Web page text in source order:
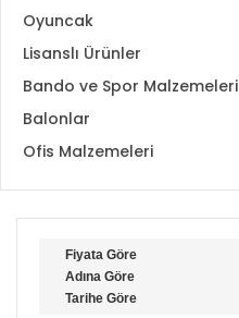
Oyuncak
Lisanslı Ürünler
Bando ve Spor Malzemeleri
Balonlar
Ofis Malzemeleri
Fiyata Göre
Adına Göre
Tarihe Göre